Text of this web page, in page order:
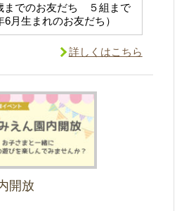
までのお友だち ５組まで
6月生まれのお友だち）
詳しくはこちら
開放